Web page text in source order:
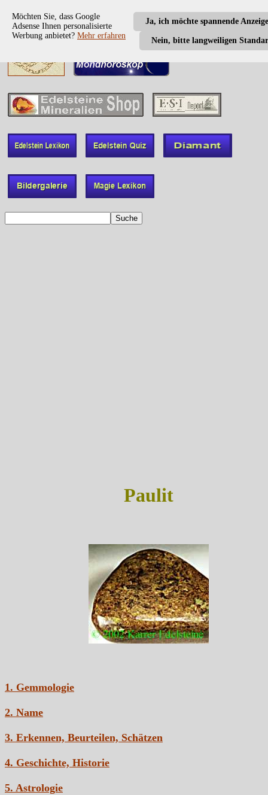
Ja, ich möchte spannende
Nein, bitte langweiligen
Möchten Sie, dass Google
Adsense Ihnen personalisierte
Werbung anbietet? Mehr erfahren
Paulit
1. Gemmologie
2. Name
3. Erkennen, Beurteilen, Schätzen
4. Geschichte, Historie
5. Astrologie